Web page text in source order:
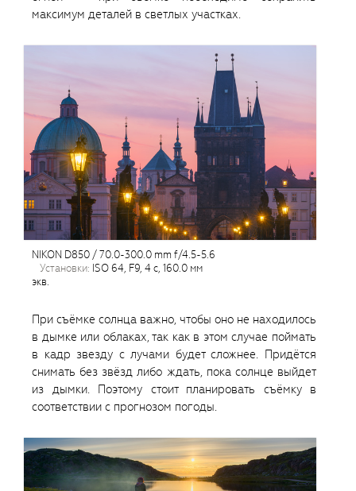
максимум деталей в светлых участках.
NIKON D850 / 70.0-300.0 mm f/4.5-5.6
установки: ISO 64, F9, 4 с, 160.0 мм
экв.
При съёмке солнца важно, чтобы оно не находилось
в дымке или облаках, так как в этом случае поймать
в кадр звезду с лучами будет сложнее. Придётся
снимать без звёзд либо ждать, пока солнце выйдет
из дымки. Поэтому стоит планировать съёмку в
соответствии с прогнозом погоды.